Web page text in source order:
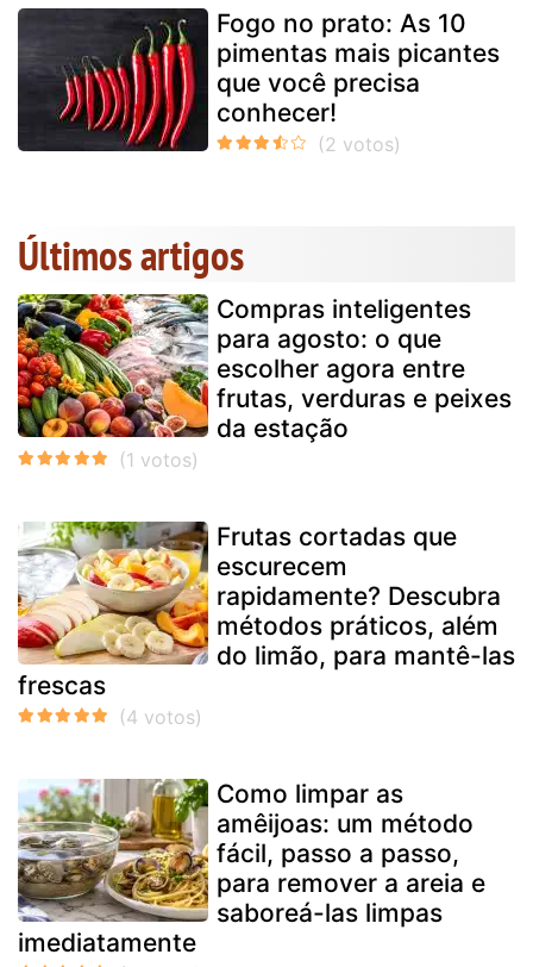
Fogo no prato: As 10
pimentas mais picantes
que você precisa
conhecer!
Últimos artigos
Compras inteligentes
para agosto: o que
escolher agora entre
frutas, verduras e peixes
da estação
Frutas cortadas que
escurecem
rapidamente? Descubra
métodos práticos, além
do limão, para mantê-las
frescas
Como limpar as
amêijoas: um método
fácil, passo a passo,
para remover a areia e
saboreá-las limpas
imediatamente